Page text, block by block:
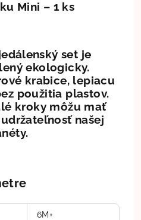
Mini – 1 ks
set je
ekologicky.
krabice, lepiacu
použitia plastov.
kroky môžu mať
našej
6M+